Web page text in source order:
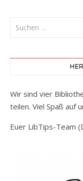
Wir sind vier
teilen. Viel Spaß auf
Euer LibTips-Team